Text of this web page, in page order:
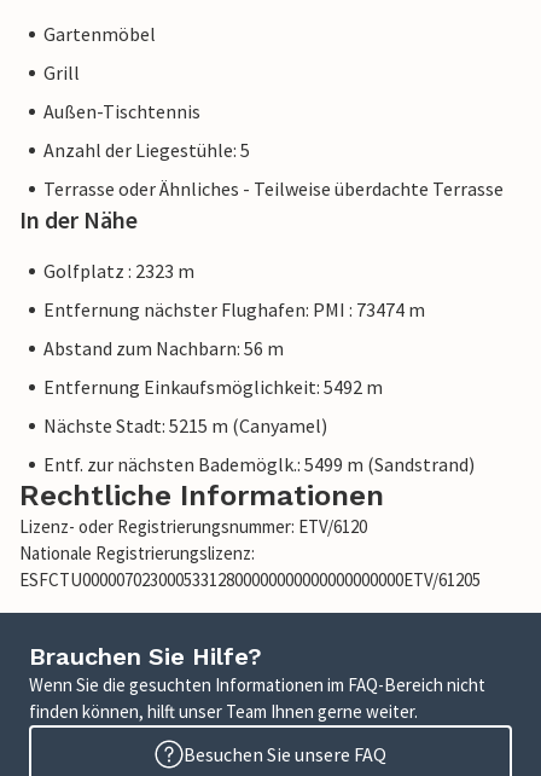
Gartenmöbel
Grill
Außen-Tischtennis
Anzahl der Liegestühle: 5
Terrasse oder Ähnliches - Teilweise überdachte Terrasse
In der Nähe
Golfplatz : 2323 m
Entfernung nächster Flughafen: PMI : 73474 m
Abstand zum Nachbarn: 56 m
Entfernung Einkaufsmöglichkeit: 5492 m
Nächste Stadt: 5215 m (Canyamel)
Entf. zur nächsten Bademöglk.: 5499 m (Sandstrand)
Rechtliche Informationen
Lizenz- oder Registrierungsnummer: ETV/6120
Nationale Registrierungslizenz:
ESFCTU00000702300053312800000000000000000000ETV/61205
Brauchen Sie Hilfe?
Wenn Sie die gesuchten Informationen im FAQ-Bereich nicht
finden können, hilft unser Team Ihnen gerne weiter.
Besuchen Sie unsere FAQ